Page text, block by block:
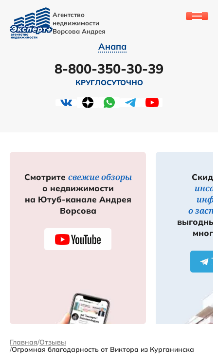
Агентство
недвижимости
Ворсова Андрея
Анапа
8-800-350-30-39
КРУГЛОСУТОЧНО
Смотрите свежие обзоры
о недвижимости
на Ютуб-канале Андрея
Ворсова
о
Главная Отзывы
Огромная благодарность от Виктора из Курганинска